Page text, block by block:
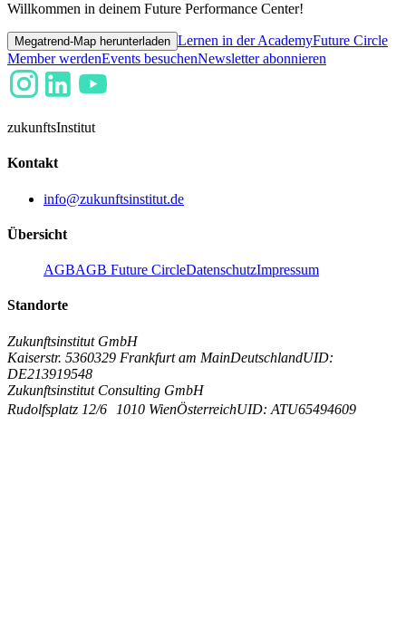
Willkommen in deinem Future Performance Center!
Megatrend-Map herunterladen Lernen in der AcademyFuture Circle
Member werdenEvents besuchenNewsletter abonnieren
zukunftsInstitut
Kontakt
info@zukunftsinstitut.de
Übersicht
AGBAGB Future CircleDatenschutzImpressum
Standorte
Zukunftsinstitut GmbH
Kaiserstr. 5360329 Frankfurt am MainDeutschlandUID:
DE213919548
Zukunftsinstitut Consulting GmbH
Rudolfsplatz 12/6
1010 WienÖsterreichUID: ATU65494609